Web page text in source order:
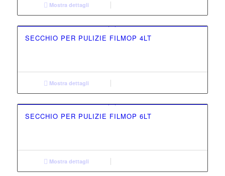
Mostra dettagli
SECCHIO PER PULIZIE FILMOP 4LT
Mostra dettagli
SECCHIO PER PULIZIE FILMOP 6LT
Mostra dettagli